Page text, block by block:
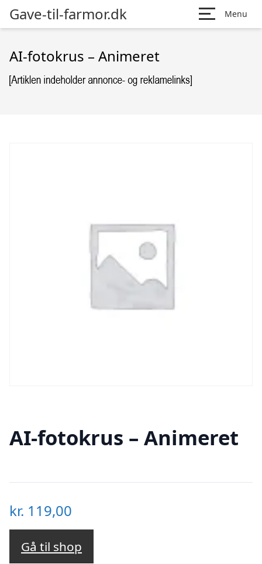
Gave-til-farmor.dk Menu
AI-fotokrus – Animeret
AI-fotokrus – Animeret
kr. 119,00
Gå til shop